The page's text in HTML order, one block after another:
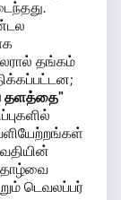
தங்கம்
தளத்தை"
தாழ்வை
டெவலப்பர்